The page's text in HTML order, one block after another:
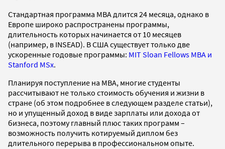
Стандартная программа MBA длится 24 месяца, однако в
Европе широко распространены программы,
длительность которых начинается от 10 месяцев
(например, в INSEAD). В США существует только две
ускоренные годовые программы: MIT Sloan Fellows MBA и
Stanford MSx.
Планируя поступление на MBA, многие студенты
рассчитывают не только стоимость обучения и жизни в
стране (об этом подробнее в следующем разделе статьи),
но и упущенный доход в виде зарплаты или дохода от
бизнеса, поэтому главный плюс таких программ –
возможность получить котируемый диплом без
длительного перерыва в профессиональном опыте.